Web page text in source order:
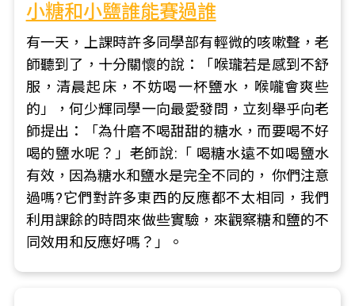
小糖和小鹽誰能賽過誰
有一天，上課時許多同學部有輕微的咳嗽聲，老
師聽到了，十分關懷的說：「喉瓏若是感到不舒
服，清晨起床，不妨喝一杯鹽水，喉嚨會爽些
的」，何少輝同學一向最愛發問，立刻舉乎向老
師提出：「為什磨不喝甜甜的糖水，而要喝不好
喝的鹽水呢？」老師說:「 喝糖水遠不如喝鹽水
有效，因為糖水和鹽水是完全不同的， 你們注意
過嗎?它們對許多東西的反應都不太相同，我們
利用課餘的時問來做些實驗，來觀察糖和鹽的不
同效用和反應好嗎？」。